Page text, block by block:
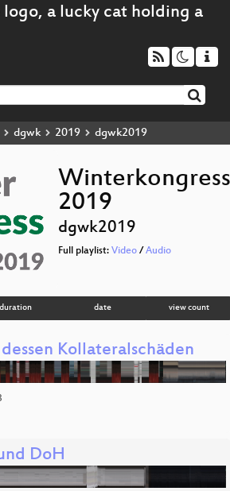
dgwk 2019 dgwk2019
2019
dgwk2019
Full playlist:Video /Audio
duration date view count
Kollateralschäden
DoH